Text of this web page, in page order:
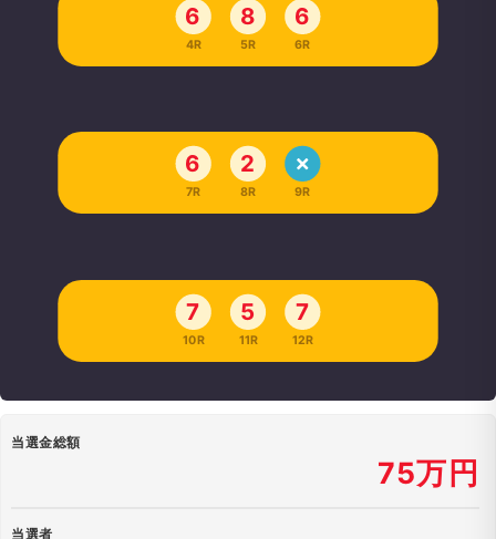
6
4R
8
5R
6
6R
6
7R
2
8R 9R
7
10R
5
11R
7
12R
当選金総額
75万円
当選者